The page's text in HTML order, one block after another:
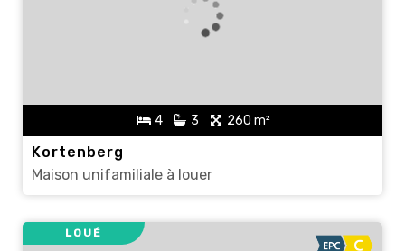
4 3 260 m²
Kortenberg
Maison unifamiliale à louer
LOUÉ